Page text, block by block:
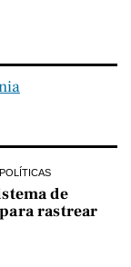
de
rastrear